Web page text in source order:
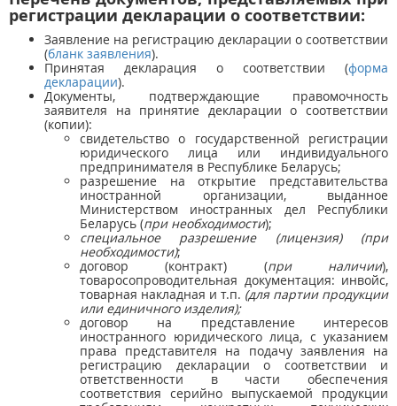
регистрации декларации о соответствии:
Заявление на регистрацию декларации о соответствии
(бланк заявления).
Принятая декларация о соответствии (форма
декларации).
Документы, подтверждающие правомочность
заявителя на принятие декларации о соответствии
(копии):
свидетельство о государственной регистрации
юридического лица или индивидуального
предпринимателя в Республике Беларусь;
разрешение на открытие представительства
иностранной организации, выданное
Министерством иностранных дел Республики
Беларусь (при необходимости);
специальное разрешение (лицензия) (при
необходимости);
договор (контракт) (при наличии),
товаросопроводительная документация: инвойс,
товарная накладная и т.п. (для партии продукции
или единичного изделия);
договор на представление интересов
иностранного юридического лица, с указанием
права представителя на подачу заявления на
регистрацию декларации о соответствии и
ответственности в части обеспечения
соответствия серийно выпускаемой продукции